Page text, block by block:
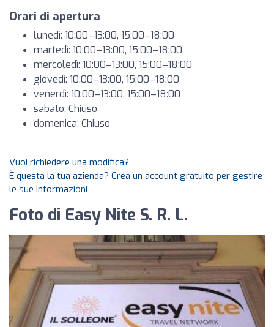
Orari di apertura
lunedì: 10:00–13:00, 15:00–18:00
martedì: 10:00–13:00, 15:00–18:00
mercoledì: 10:00–13:00, 15:00–18:00
giovedì: 10:00–13:00, 15:00–18:00
venerdì: 10:00–13:00, 15:00–18:00
sabato: Chiuso
domenica: Chiuso
Vuoi richiedere una modifica?
È questa la tua azienda? Crea un account gratuito per gestire
le sue informazioni
Foto di Easy Nite S. R. L.